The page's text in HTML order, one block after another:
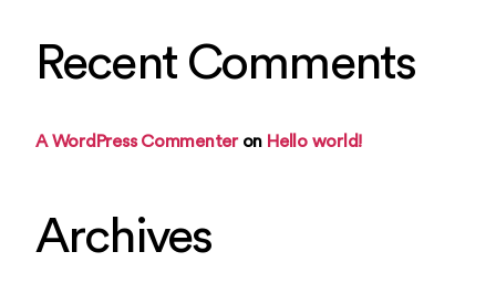
Recent Comments
A WordPress Commenteron Hello world!
Archives